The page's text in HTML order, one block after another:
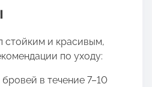
стойким и красивым,
по уходу:
в течение 7–10